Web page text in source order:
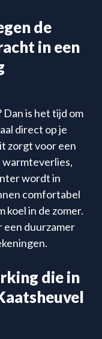
de
in een
is het tijd om
direct op je
zorgt voor een
warmteverlies,
wordt in
comfortabel
koel in de zomer.
een duurzamer
die in